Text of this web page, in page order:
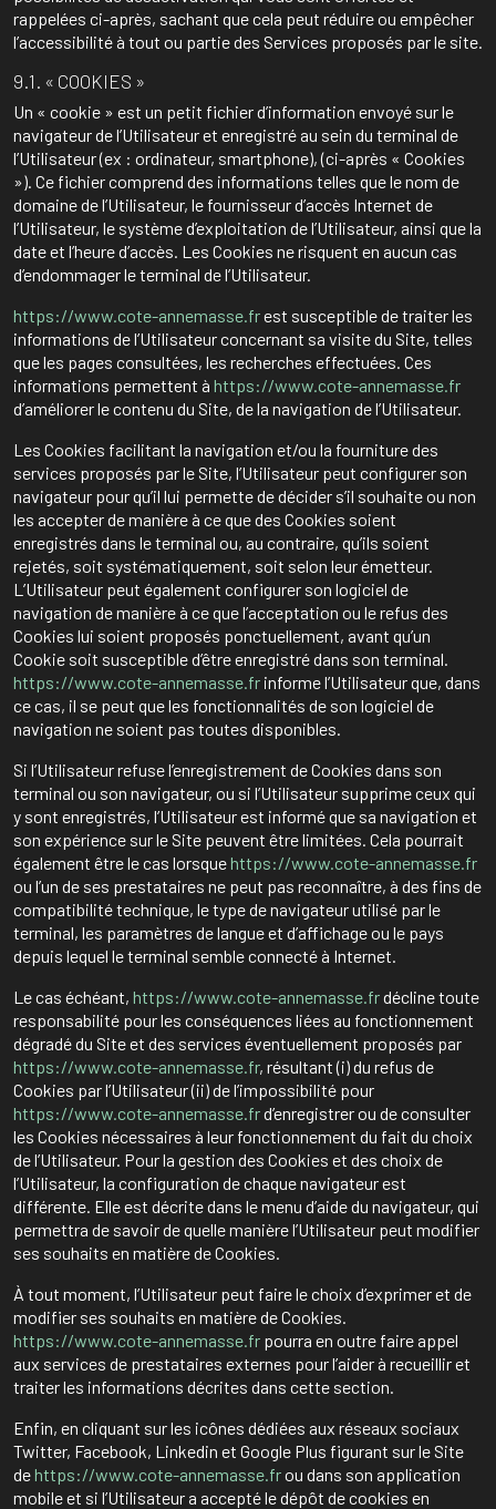
rappelées ci-après, sachant que cela peut réduire ou empêcher
l’accessibilité à tout ou partie des Services proposés par le site.
9.1. « COOKIES »
Un « cookie » est un petit fichier d’information envoyé sur le
navigateur de l’Utilisateur et enregistré au sein du terminal de
l’Utilisateur (ex : ordinateur, smartphone), (ci-après « Cookies
»). Ce fichier comprend des informations telles que le nom de
domaine de l’Utilisateur, le fournisseur d’accès Internet de
l’Utilisateur, le système d’exploitation de l’Utilisateur, ainsi que la
date et l’heure d’accès. Les Cookies ne risquent en aucun cas
d’endommager le terminal de l’Utilisateur.
https://www.cote-annemasse.frest susceptible de traiter les
informations de l’Utilisateur concernant sa visite du Site, telles
que les pages consultées, les recherches effectuées. Ces
informations permettent à https://www.cote-annemasse.fr
d’améliorer le contenu du Site, de la navigation de l’Utilisateur.
Les Cookies facilitant la navigation et/ou la fourniture des
services proposés par le Site, l’Utilisateur peut configurer son
navigateur pour qu’il lui permette de décider s’il souhaite ou non
les accepter de manière à ce que des Cookies soient
enregistrés dans le terminal ou, au contraire, qu’ils soient
rejetés, soit systématiquement, soit selon leur émetteur.
L’Utilisateur peut également configurer son logiciel de
navigation de manière à ce que l’acceptation ou le refus des
Cookies lui soient proposés ponctuellement, avant qu’un
Cookie soit susceptible d’être enregistré dans son terminal.
https://www.cote-annemasse.fr informe l’Utilisateur que, dans
ce cas, il se peut que les fonctionnalités de son logiciel de
navigation ne soient pas toutes disponibles.
Si l’Utilisateur refuse l’enregistrement de Cookies dans son
terminal ou son navigateur, ou si l’Utilisateur supprime ceux qui
y sont enregistrés, l’Utilisateur est informé que sa navigation et
son expérience sur le Site peuvent être limitées. Cela pourrait
également être le cas lorsquehttps://www.cote-annemasse.fr
ou l’un de ses prestataires ne peut pas reconnaître, à des fins de
compatibilité technique, le type de navigateur utilisé par le
terminal, les paramètres de langue et d’affichage ou le pays
depuis lequel le terminal semble connecté à Internet.
Le cas échéant, https://www.cote-annemasse.frdécline toute
responsabilité pour les conséquences liées au fonctionnement
dégradé du Site et des services éventuellement proposés par
https://www.cote-annemasse.fr, résultant (i) du refus de
Cookies par l’Utilisateur (ii) de l’impossibilité pour
https://www.cote-annemasse.frd’enregistrer ou de consulter
les Cookies nécessaires à leur fonctionnement du fait du choix
de l’Utilisateur. Pour la gestion des Cookies et des choix de
l’Utilisateur, la configuration de chaque navigateur est
différente. Elle est décrite dans le menu d’aide du navigateur, qui
permettra de savoir de quelle manière l’Utilisateur peut modifier
ses souhaits en matière de Cookies.
À tout moment, l’Utilisateur peut faire le choix d’exprimer et de
modifier ses souhaits en matière de Cookies.
https://www.cote-annemasse.fr pourra en outre faire appel
aux services de prestataires externes pour l’aider à recueillir et
traiter les informations décrites dans cette section.
Enfin, en cliquant sur les icônes dédiées aux réseaux sociaux
Twitter, Facebook, Linkedin et Google Plus figurant sur le Site
dehttps://www.cote-annemasse.frou dans son application
mobile et si l’Utilisateur a accepté le dépôt de cookies en